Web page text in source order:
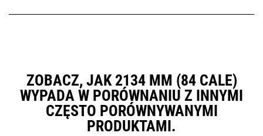
ZOBACZ, JAK 2134 MM (84 CALE)
WYPADA W PORÓWNANIU Z INNYMI
CZĘSTO PORÓWNYWANYMI
PRODUKTAMI.